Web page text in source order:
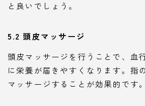
と良いでしょう。
5.2 頭皮マッサージ
頭皮マッサージを行うことで、血
に栄養が届きやすくなります。指
マッサージすることが効果的です。